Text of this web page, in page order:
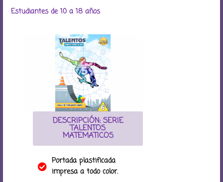
Estudiantes de 10 a 18 años
DESCRIPCIÓN: SERIE
TALENTOS
MATEMATICOS
Portada plastificada
impresa a todo color.